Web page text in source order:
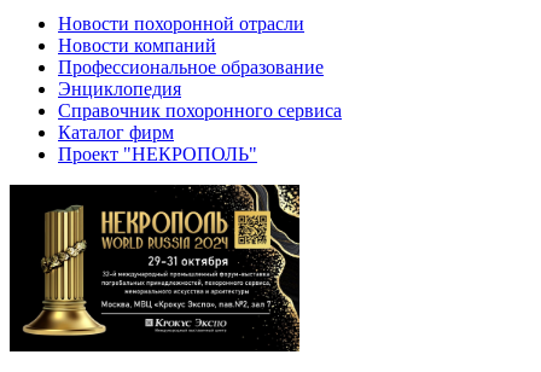
Новости похоронной отрасли
Новости компаний
Профессиональное образование
Энциклопедия
Справочник похоронного сервиса
Каталог фирм
Проект "НЕКРОПОЛЬ"